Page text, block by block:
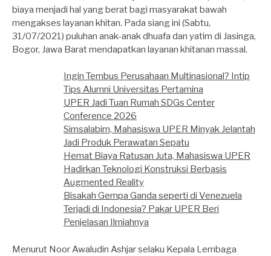
biaya menjadi hal yang berat bagi masyarakat bawah
mengakses layanan khitan. Pada siang ini (Sabtu,
31/07/2021) puluhan anak-anak dhuafa dan yatim di Jasinga,
Bogor, Jawa Barat mendapatkan layanan khitanan massal.
Ingin Tembus Perusahaan Multinasional? Intip
Tips Alumni Universitas Pertamina
UPER Jadi Tuan Rumah SDGs Center
Conference 2026
Simsalabim, Mahasiswa UPER Minyak Jelantah
Jadi Produk Perawatan Sepatu
Hemat Biaya Ratusan Juta, Mahasiswa UPER
Hadirkan Teknologi Konstruksi Berbasis
Augmented Reality
Bisakah Gempa Ganda seperti di Venezuela
Terjadi di Indonesia? Pakar UPER Beri
Penjelasan Ilmiahnya
Menurut Noor Awaludin Ashjar selaku Kepala Lembaga